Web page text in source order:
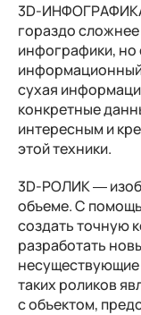
3D-
гораздо
инфографики, но
информационный
сухая
конкретные
интересным и
этой техники.
3D-РОЛИК —
объеме. С
создать точную
разработать
таких роликов
с объектом,